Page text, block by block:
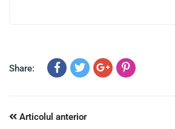
Share:
Articolul anterior